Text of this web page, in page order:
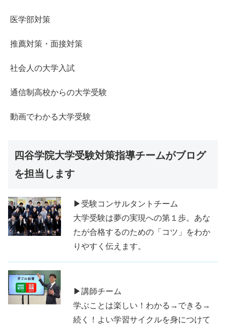
医学部対策
推薦対策・面接対策
社会人の大学入試
通信制高校からの大学受験
動画でわかる大学受験
四谷学院大学受験対策指導チームがブログ
を担当します
▶受験コンサルタントチーム
大学受験は夢の実現への第１歩。あな
たが合格するのための「コツ」をわか
りやすく伝えます。
▶講師チーム
学ぶことは楽しい！わかる→できる→
続く！よい学習サイクルを身につけて